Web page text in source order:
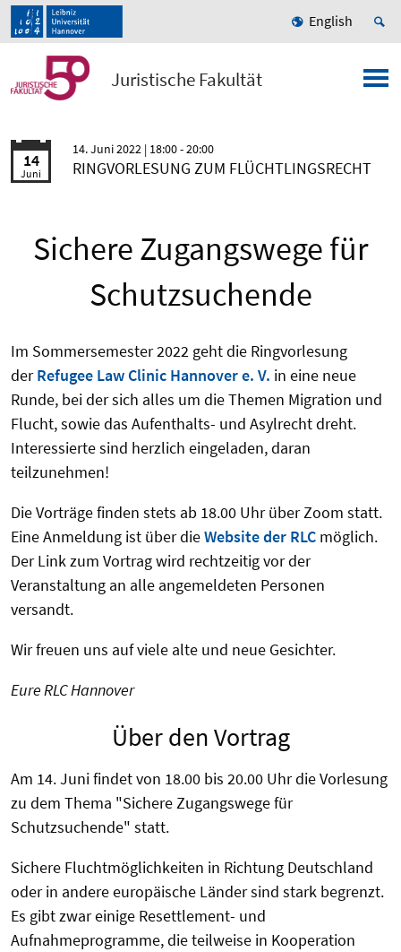
English
Juristische Fakultät
14
Juni
14. Juni 2022 | 18:00 - 20:00
RINGVORLESUNG ZUM FLÜCHTLINGSRECHT
Sichere Zugangswege für
Schutzsuchende
Im Sommersemester 2022 geht die Ringvorlesung
derRefugee Law Clinic Hannover e. V. in eine neue
Runde, bei der sich alles um die Themen Migration und
Flucht, sowie das Aufenthalts- und Asylrecht dreht.
Interessierte sind herzlich eingeladen, daran
teilzunehmen!
Die Vorträge finden stets ab 18.00 Uhr über Zoom statt.
Eine Anmeldung ist über dieWebsite der RLC möglich.
Der Link zum Vortrag wird rechtzeitig vor der
Veranstaltung an alle angemeldeten Personen
versandt.
Wir freuen uns auf viele alte und neue Gesichter.
Eure RLC Hannover
Über den Vortrag
Am 14. Juni findet von 18.00 bis 20.00 Uhr die Vorlesung
zu dem Thema "Sichere Zugangswege für
Schutzsuchende" statt.
Sichere Fluchtmöglichkeiten in Richtung Deutschland
oder in andere europäische Länder sind stark begrenzt.
Es gibt zwar einige Resettlement- und
Aufnahmeprogramme, die teilweise in Kooperation